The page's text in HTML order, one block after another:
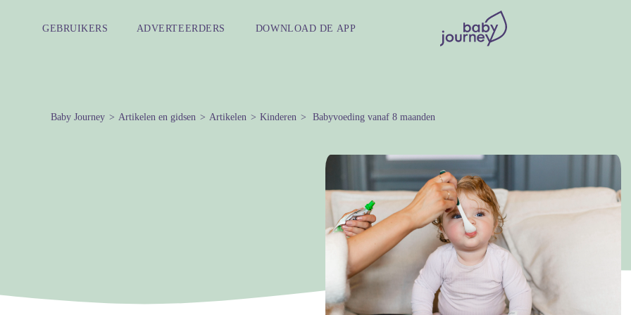
GEBRUIKERS ADVERTEERDERS DOWNLOAD DE APP
Baby Journey Artikelen en gidsen Artikelen Kinderen Babyvoeding vanaf 8 maanden